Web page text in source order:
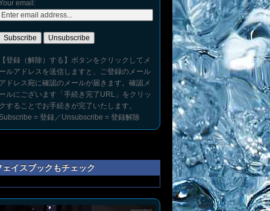
email:
登録（解除）する】ボタンをクリックしてメ
ルアドレスを送信しますと、ご登録のメール
ドレス宛に確認のメールが届きます。確認メ
ルにございます「手続き完了URL」をクリッ
することでお手続きが完了いたします。
= 登録／Unsubscribe = 登録解除
ェイスブックもチェック